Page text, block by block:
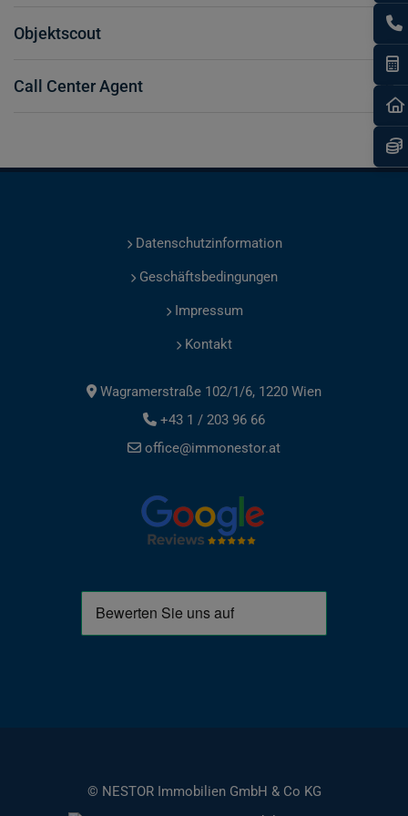
Objektscout
Call Center Agent
Datenschutzinformation
Geschäftsbedingungen
Impressum
Kontakt
Wagramerstraße 102/1/6, 1220 Wien
+43 1 / 203 96 66
office@immonestor.at
© NESTOR Immobilien GmbH & Co KG